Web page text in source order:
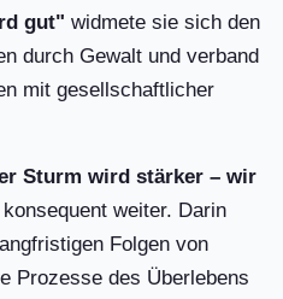
gut" widmete sie sich den
durch Gewalt und verband
mit gesellschaftlicher
Sturm wird stärker – wir
weiter. Darin
Folgen von
Prozesse des Überlebens